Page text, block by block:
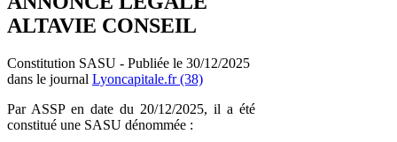
ALTAVIE CONSEIL
Constitution SASU - Publiée le 30/12/2025
dans le journal Lyoncapitale.fr (38)
Par ASSP en date du 20/12/2025, il a été
constitué une SASU dénommée :